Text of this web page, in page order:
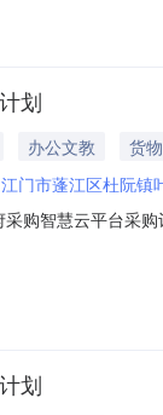
划
办公文教
货物
江门市蓬江区杜阮镇
购智慧云平台采
镇叶蔼小学2026
划